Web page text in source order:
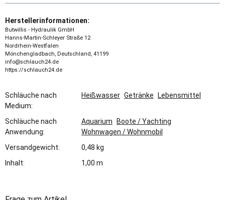
Herstellerinformationen:
Butwillis - Hydraulik GmbH
Hanns-Martin-Schleyer Straße 12
Nordrhein-Westfalen
Mönchengladbach, Deutschland, 41199
info@schlauch24.de
https://schlauch24.de
Schläuche nach
Medium:
Heißwasser Getränke Lebensmittel
Schläuche nach
Anwendung:
Aquarium Boote / Yachting
Wohnwagen / Wohnmobil
Versandgewicht:
0,48 kg
Inhalt:
1,00 m